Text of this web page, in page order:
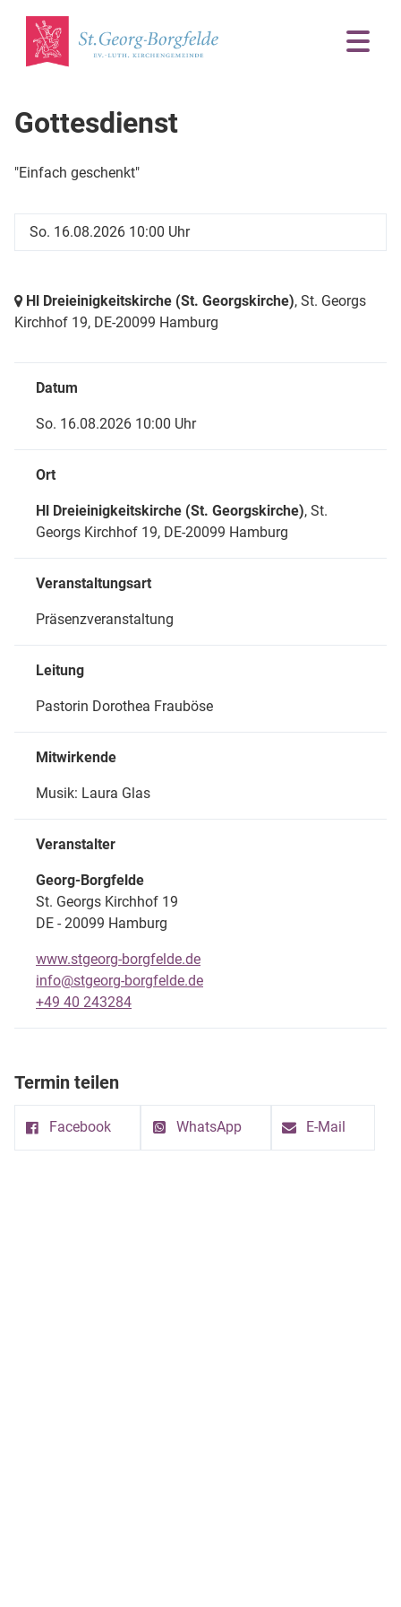
Gottesdienst
"Einfach geschenkt"
So. 16.08.2026 10:00 Uhr
Hl Dreieinigkeitskirche (St. Georgskirche), St. Georgs
Kirchhof 19, DE-20099 Hamburg
Datum
So. 16.08.2026 10:00 Uhr
Ort
Hl Dreieinigkeitskirche (St. Georgskirche), St.
Georgs Kirchhof 19, DE-20099 Hamburg
Veranstaltungsart
Präsenzveranstaltung
Leitung
Pastorin Dorothea Frauböse
Mitwirkende
Musik: Laura Glas
Veranstalter
Georg-Borgfelde
St. Georgs Kirchhof 19
DE - 20099 Hamburg
www.stgeorg-borgfelde.de
info@stgeorg-borgfelde.de
+49 40 243284
Termin teilen
Facebook WhatsApp E-Mail